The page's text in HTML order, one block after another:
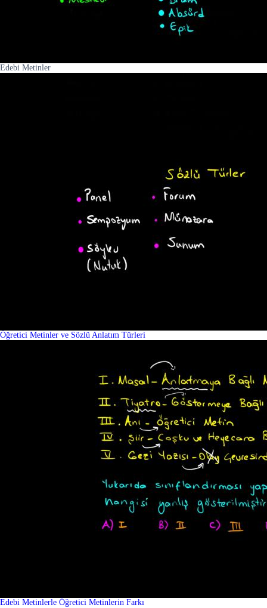
Edebi Metinler
Öğretici Metinler ve Sözlü Anlatım Türleri
Edebi Metinlerle Öğretici Metinlerin Farkı